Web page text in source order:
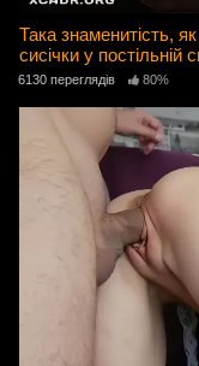
Така знаменитість,
сисічки у постільній
6130 переглядів 80%